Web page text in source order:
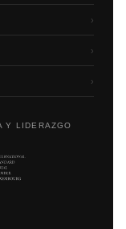
›
›
›
Y LIDERAZGO